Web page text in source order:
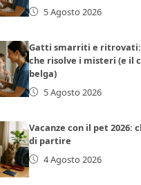
5 Agosto 2026
Gatti smarriti e
che risolve i misteri (e il
belga)
5 Agosto 2026
Vacanze con il pet 2026:
di partire
4 Agosto 2026